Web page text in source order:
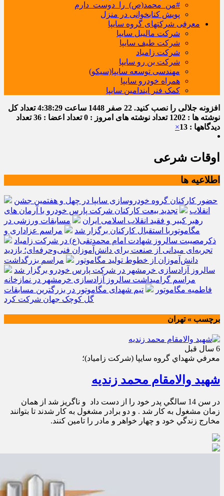
#من_محمد(ص)_را_دوست_دارم
پویش کتابخوانی در منزل
معرفی شرکتهای گروه سایپا
شرکت مالیبل سایپا
شرکت طیف سایپا
شرکت زامیاد
شرکت بن رو سایپا
مهندسی توسعه سایپا(سیکو)
همراه خودرو سایپا
کمک فنر ایندامین سایپا
افزونه جلالی را نصب کنید. 22 صفر 1448 ساعت 4:38:30تعداد کل
نوشته ها : 1202
تعداد نوشته های امروز : 0 تعداد اعضا : 36
تعداد
دیدگاهها : 13
×
اوقات شرعی
اطلاعیه ها
حضور کارکنان گروه خودروسازی سایپا در چهل و هفتمین جشن
انقلاب
تجدید بیعت کارکنان شرکت پارس خودرو با آرمان های
رهبر کبیر و فقید انقلاب اسلامی ایران
مسابقات ورزشی در
مگاموتوربا استقبال کارکنان برگزار شد
مراسم عزاداری و
ذکرمصیبت سالروز شهادت امام محمدتقی(ع) در شرکت زامیاد
تجربه‌ای میدانی از صنعت برای دانش‌آموزان فنی‌وحرفه‌ای؛ بازدید
دانش‌آموزان از خطوط تولید مگاموتور
مراسم بزرگداشت
سالروز آزادسازی خرمشهر در شرکت پارس خودرو برگزار شد
مراسم گرامیداشت سالروز آزادسازی خرمشهر در نمازخانه
فاطمیه مگاموتور
تیم شهدای مگاموتور در بزرگترین مسابقات
گل کوچک جهان شرکت کرد
برچسب » تهران
6 سال قبل
معرفي شهداي گروه سايپا (شركت زامياد)؛
شهید والامقام محمد زندیه
در سن 14 سالگي پدر خود را از دست داد و ناگريز شد از همان
زمان مشغول به كار شد . و دو برادر مشغول به كار شدند تا بتوانند
مخارج زندگي خود و چهار خواهر و مادر را تامين كنند.